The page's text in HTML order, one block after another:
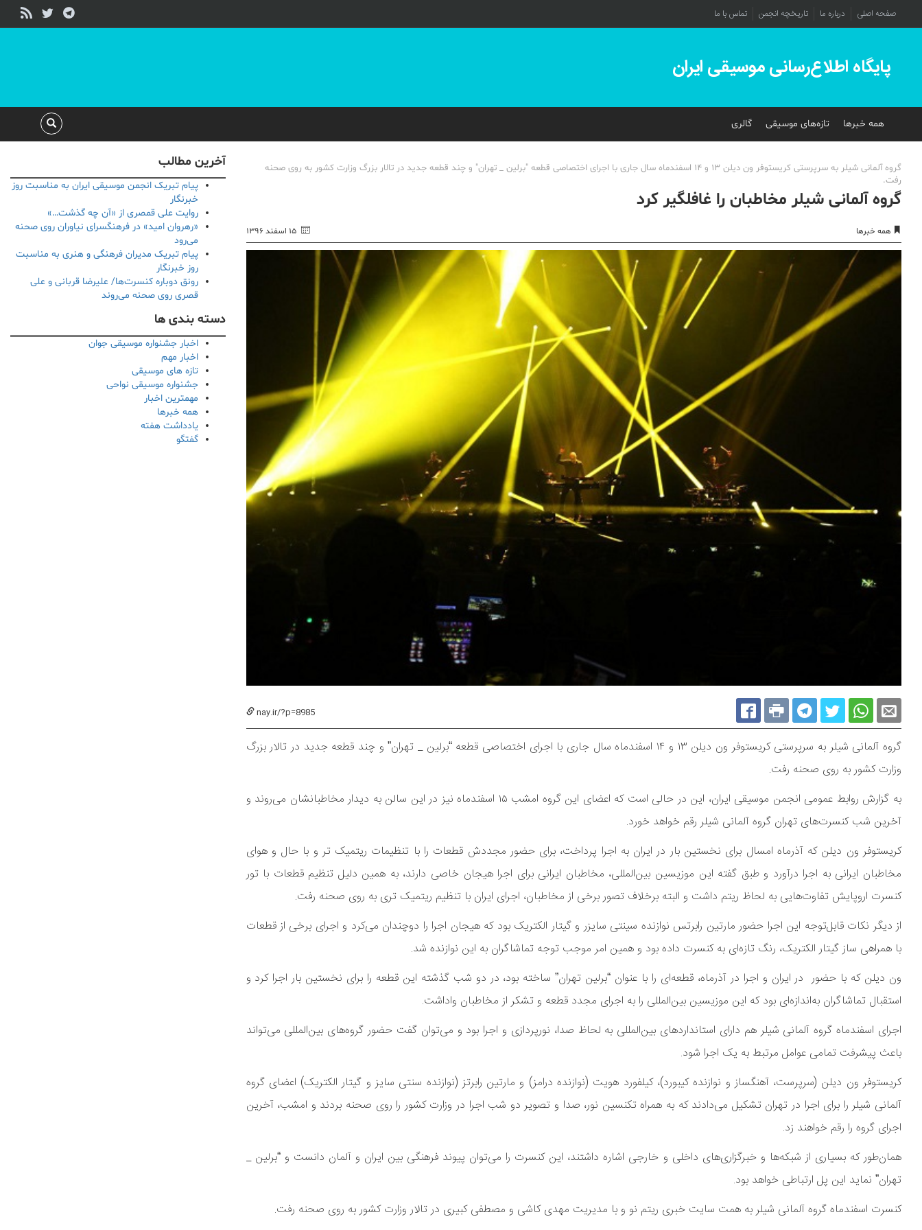
صفحه اصلی درباره ما تاریخچه انجمن تماس با ما
پایگاه اطلاع‌رسانی موسیقی ایران
همه خبرها تازه‌های موسیقی گالری
گروه آلمانی شیلر به سرپرستی کریستوفر ون دیلن ۱۳ و ۱۴ اسفندماه سال جاری با اجرای اختصاصی قطعه "برلین _ تهران" و چند قطعه جدید در تالار بزرگ وزارت کشور به روی صحنه
رفت.
گروه آلمانی شیلر مخاطبان را غافلگیر کرد
همه خبرها ۱۵ اسفند ۱۳۹۶
nay.ir/?p=8985
گروه آلمانی شیلر به سرپرستی کریستوفر ون دیلن ۱۳ و ۱۴ اسفندماه سال جاری با اجرای اختصاصی قطعه “برلین _ تهران” و چند قطعه جدید در تالار بزرگ
وزارت کشور به روی صحنه رفت.
به گزارش روابط عمومی انجمن موسیقی ایران، این در حالی است که اعضای این گروه امشب ۱۵ اسفندماه نیز در این سالن به دیدار مخاطبانشان می‌روند و
آخرین شب کنسرت‌های تهران گروه آلمانی شیلر رقم خواهد خورد.
کریستوفر ون دیلن که آذرماه امسال برای نخستین بار در ایران به اجرا پرداخت، برای حضور مجددش قطعات را با تنظیمات ریتمیک تر و با حال و هوای
مخاطبان ایرانی به اجرا درآورد و طبق گفته این موزیسین بین‌المللی، مخاطبان ایرانی برای اجرا هیجان خاصی دارند، به همین دلیل تنظیم قطعات با تور
کنسرت اروپایش تفاوت‌هایی به لحاظ ریتم داشت و البته برخلاف تصور برخی از مخاطبان، اجرای ایران با تنظیم ریتمیک تری به روی صحنه رفت.
از دیگر نکات قابل‌توجه این اجرا حضور مارتین رابرتس نوازنده سینتی سایزر و گیتار الکتریک بود که هیجان اجرا را دوچندان می‌کرد و اجرای برخی از قطعات
با همراهی ساز گیتار الکتریک، رنگ تازه‌ای به کنسرت داده بود و همین امر موجب توجه تماشاگران به این نوازنده شد.
ون دیلن که با حضور در ایران و اجرا در آذرماه، قطعه‌ای را با عنوان “برلین تهران” ساخته بود، در دو شب گذشته این قطعه را برای نخستین بار اجرا کرد و
استقبال تماشاگران به‌اندازه‌ای بود که این موزیسین بین‌المللی را به اجرای مجدد قطعه و تشکر از مخاطبان وا‌داشت.
اجرای اسفندماه گروه آلمانی شیلر هم دارای استانداردهای بین‌المللی به لحاظ صدا، نورپردازی و اجرا بود و می‌توان گفت حضور گروه‌های بین‌المللی می‌تواند
باعث پیشرفت تمامی عوامل مرتبط به یک اجرا شود.
کریستوفر ون دیلن (سرپرست، آهنگساز و نوازنده کیبورد)، کیلفورد هویت (نوازنده درامز) و مارتین رابرتز (نوازنده سنتی سایز و گیتار الکتریک) اعضای گروه
آلمانی شیلر را برای اجرا در تهران تشکیل می‌دادند که به همراه تکنسین نور، صدا و تصویر دو شب اجرا در وزارت کشور را روی صحنه بردند و امشب، آخرین
اجرای گروه را رقم خواهند زد.
همان‌طور که بسیاری از شبکه‌ها و خبرگزاری‌های داخلی و خارجی اشاره داشتند، این کنسرت را می‌توان پیوند فرهنگی بین ایران و آلمان دانست و “برلین _
تهران” نماید این پل ارتباطی خواهد بود.
کنسرت اسفندماه گروه آلمانی شیلر به همت سایت خبری ریتم نو و با مدیریت مهدی کاشی و مصطفی کبیری در تالار وزارت کشور به روی صحنه رفت.
آخرین مطالب
پیام تبریک انجمن موسیقی ایران به مناسبت روز
خبرنگار
روایت علی قمصری از «آن چه گذشت…»
«رهروان امید» در فرهنگسرای نیاوران روی صحنه
می‌رود
پیام تبریک مدیران فرهنگی و هنری به مناسبت
روز خبرنگار
رونق دوباره کنسرت‌ها/ علیرضا قربانی و علی
قصری روی صحنه می‌روند
دسته بندی ها
اخبار جشنواره موسیقی جوان
اخبار مهم
تازه های موسیقی
جشنواره موسیقی نواحی
مهمترین اخبار
همه خبرها
یادداشت هفته
گفتگو